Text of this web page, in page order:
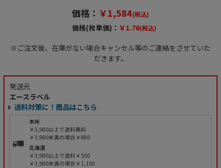
価格： ￥1,584(税込)
価格(枚単価)： ￥1.76(税込)
※ご注文後、在庫がない場合キャンセル等のご連絡をさせていた
だきます。
発送元
エースラベル
送料対策に！商品はこちら
本州
￥3,980以上で送料無料
￥3,980未満の場合￥880
北海道
￥3,980以上で送料￥550
￥3,980未満の場合￥1,100